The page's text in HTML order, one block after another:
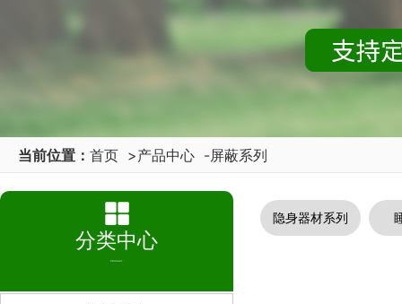
当前位置： 首页 >产品中心 -屏蔽系列
分类中心
PRODUCT
隐身器材系列